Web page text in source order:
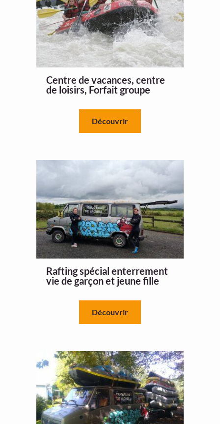
Centre de vacances, centre
de loisirs, Forfait groupe
Découvrir
Rafting spécial enterrement
vie de garçon et jeune fille
Découvrir